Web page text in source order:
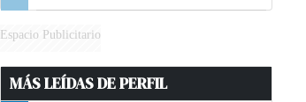
Espacio Publicitario
MÁS LEÍDAS DE PERFIL